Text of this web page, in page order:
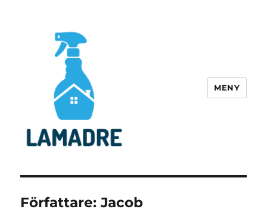
MENY
Författare:Jacob